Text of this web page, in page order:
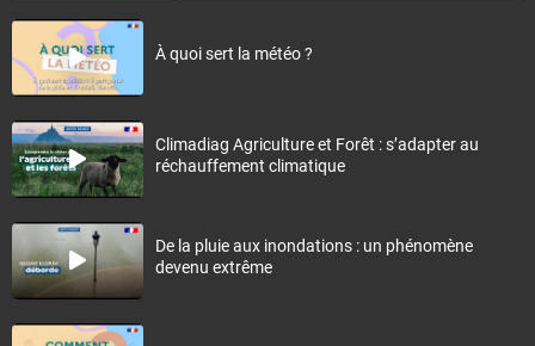
À quoi sert la météo ?
Climadiag Agriculture et Forêt : s’adapter au
réchauffement climatique
De la pluie aux inondations : un phénomène
devenu extrême